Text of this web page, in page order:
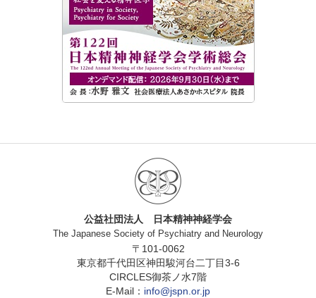
公益社団法人 日本精神神経学会
The Japanese Society of Psychiatry and Neurology
〒101-0062
東京都千代田区神田駿河台二丁目3-6
CIRCLES御茶ノ水7階
E-Mail： info@jspn.or.jp